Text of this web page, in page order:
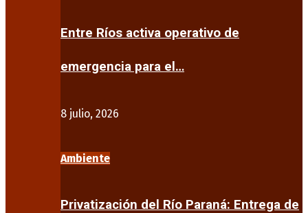
Entre Ríos activa operativo de
emergencia para el…
8 julio, 2026
Ambiente
Privatización del Río Paraná: Entrega de